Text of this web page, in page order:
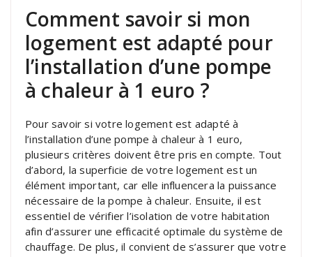
Comment savoir si mon
logement est adapté pour
l’installation d’une pompe
à chaleur à 1 euro ?
Pour savoir si votre logement est adapté à
l’installation d’une pompe à chaleur à 1 euro,
plusieurs critères doivent être pris en compte. Tout
d’abord, la superficie de votre logement est un
élément important, car elle influencera la puissance
nécessaire de la pompe à chaleur. Ensuite, il est
essentiel de vérifier l’isolation de votre habitation
afin d’assurer une efficacité optimale du système de
chauffage. De plus, il convient de s’assurer que votre